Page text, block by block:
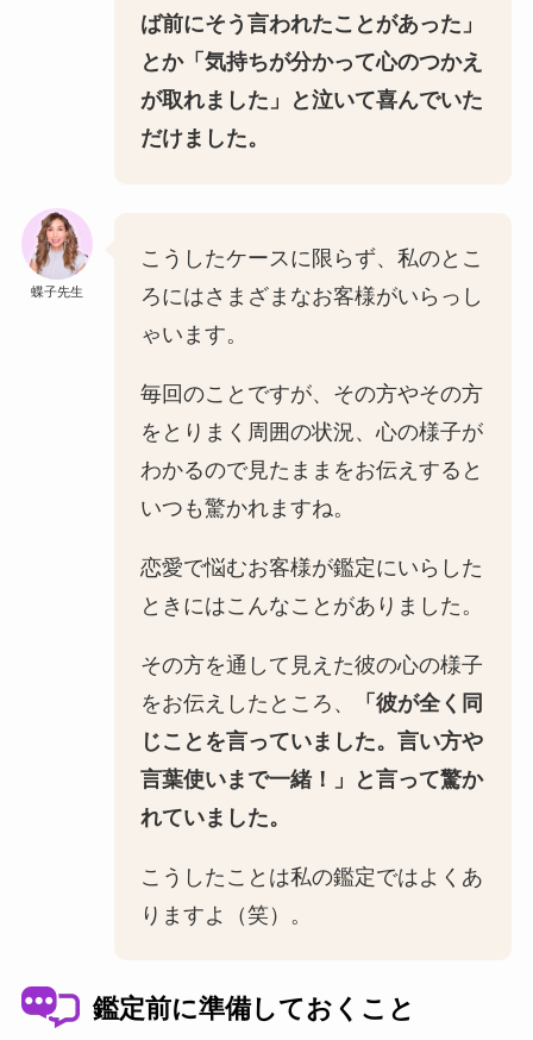
ば前にそう言われたことがあった」
とか「気持ちが分かって心のつかえ
が取れました」と泣いて喜んでいた
だけました。
蝶子先生
こうしたケースに限らず、私のとこ
ろにはさまざまなお客様がいらっし
ゃいます。
毎回のことですが、その方やその方
をとりまく周囲の状況、心の様子が
わかるので見たままをお伝えすると
いつも驚かれますね。
恋愛で悩むお客様が鑑定にいらした
ときにはこんなことがありました。
その方を通して見えた彼の心の様子
をお伝えしたところ、
「彼が全く同
じことを言っていました。言い方や
言葉使いまで一緒！」と言って驚か
れていました。
こうしたことは私の鑑定ではよくあ
りますよ（笑）。
鑑定前に準備しておくこと